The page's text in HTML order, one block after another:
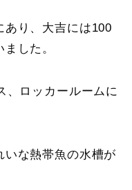
あり、大吉には100
した。
、ロッカールームに
いな熱帯魚の水槽が